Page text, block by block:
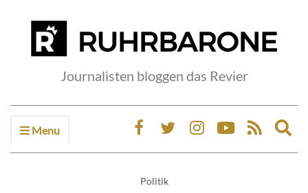
Journalisten bloggen das Revier
Menu
Politik